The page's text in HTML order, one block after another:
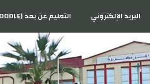
البريد الإلكتروني التعليم عن بعد (MOODLE)